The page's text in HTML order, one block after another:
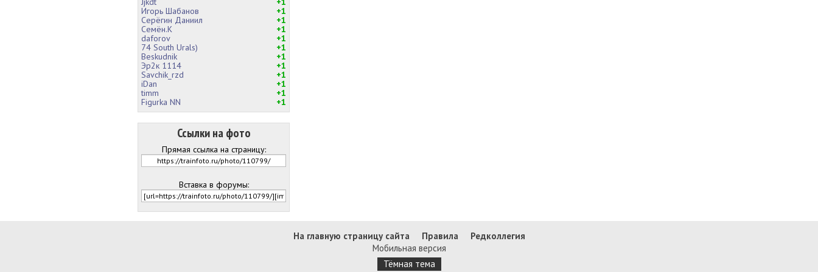
Игорь Шабанов
+1
Серёгин Даниил
+1
Семëн.К
+1
daforov
+1
74 South Urals)
+1
Beskudnik
+1
Эр2к 1114
+1
Savchik_rzd
+1
iDan
+1
timm
+1
Figurka NN
+1
Ссылки на фото
Прямая ссылка на страницу:
Вставка в форумы:
На главную страницу сайта Правила
Редколлегия
Мобильная версия
Тёмная тема